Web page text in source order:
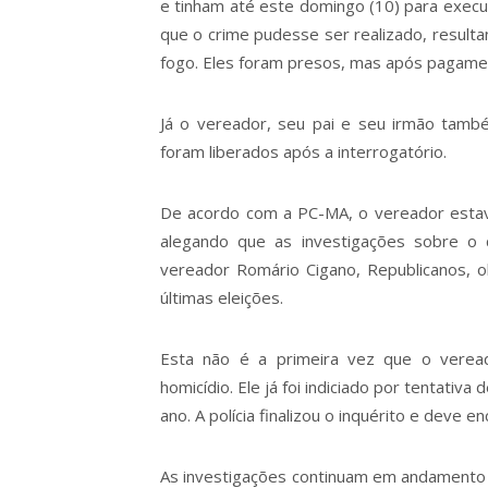
e tinham até este domingo (10) para
que o crime pudesse ser realizado,
fogo. Eles foram presos, mas após
Já o vereador, seu pai e seu irmão
foram liberados após a interrogatório.
De acordo com a PC-MA, o vereador
alegando que as investigações sobre o
vereador Romário Cigano,
últimas eleições.
Esta não é a primeira vez que o
homicídio. Ele já foi indiciado por tentativa
ano. A polícia finalizou o inquérito e deve
As investigações continuam em